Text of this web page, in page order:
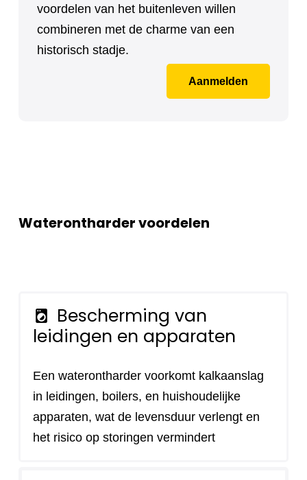
voordelen van het buitenleven willen
combineren met de charme van een
historisch stadje.
Aanmelden
Waterontharder voordelen
local_laundry_service
Bescherming van
leidingen en apparaten
Een waterontharder voorkomt kalkaanslag
in leidingen, boilers, en huishoudelijke
apparaten, wat de levensduur verlengt en
het risico op storingen vermindert